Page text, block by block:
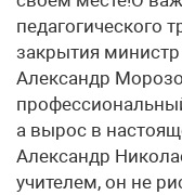
педагогического
закрытия
Александр
а вырос в
Александр
учителем, он не